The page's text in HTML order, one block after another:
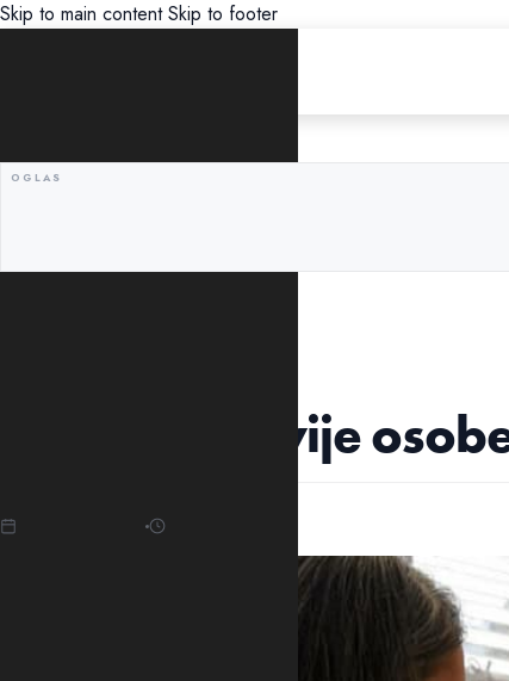
Skip to main content Skip to footer
Preminule dvije